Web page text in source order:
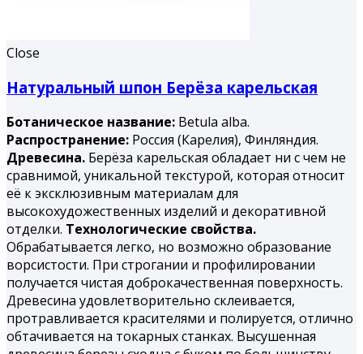
Close
Натуральный шпон Берёза карельская
Ботаническое название: Betula alba.
Распространение: Россия (Карелия), Финляндия.
Древесина. Берёза карельская обладает ни с чем не
сравнимой, уникальной текстурой, которая относит
её к эксклюзивным материалам для
высокохудожественных изделий и декоративной
отделки. Технологические свойства.
Обрабатывается легко, но воз­можно образование
ворсистости. При строгании и профилиро­вании
получается чистая доброкачественная поверхность.
Дре­весина удовлетворительно склеивается,
протравливается кра­сителями и полируется, отлично
обтачивается на токарных станках. Высушенная